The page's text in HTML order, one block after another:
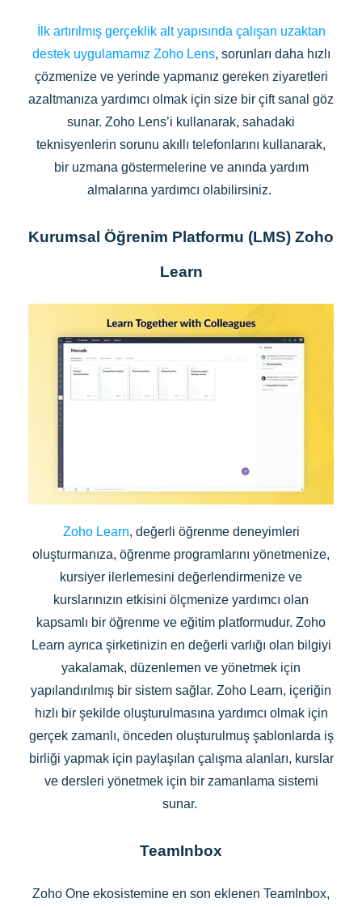
İlk artırılmış gerçeklik alt yapısında çalışan uzaktan
destek uygulamamız Zoho Lens, sorunları daha hızlı
çözmenize ve yerinde yapmanız gereken ziyaretleri
azaltmanıza yardımcı olmak için size bir çift sanal göz
sunar. Zoho Lens’i kullanarak, sahadaki
teknisyenlerin sorunu akıllı telefonlarını kullanarak,
bir uzmana göstermelerine ve anında yardım
almalarına yardımcı olabilirsiniz.
Kurumsal Öğrenim Platformu (LMS) Zoho
Learn
Zoho Learn, değerli öğrenme deneyimleri
oluşturmanıza, öğrenme programlarını yönetmenize,
kursiyer ilerlemesini değerlendirmenize ve
kurslarınızın etkisini ölçmenize yardımcı olan
kapsamlı bir öğrenme ve eğitim platformudur. Zoho
Learn ayrıca şirketinizin en değerli varlığı olan bilgiyi
yakalamak, düzenlemen ve yönetmek için
yapılandırılmış bir sistem sağlar. Zoho Learn, içeriğin
hızlı bir şekilde oluşturulmasına yardımcı olmak için
gerçek zamanlı, önceden oluşturulmuş şablonlarda iş
birliği yapmak için paylaşılan çalışma alanları, kurslar
ve dersleri yönetmek için bir zamanlama sistemi
sunar.
TeamInbox
Zoho One ekosistemine en son eklenen TeamInbox,